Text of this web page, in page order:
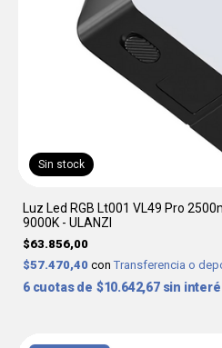
Sin stock
Luz Led RGB Lt001 VL49 Pro
9000K - ULANZI
$63.856,00
$57.470,40 con Transferencia o
6 $10.642,67 sin